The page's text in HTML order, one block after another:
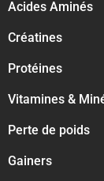
Acides Aminés
Créatines
Protéines
Vitamines &
Perte de poids
Gainers